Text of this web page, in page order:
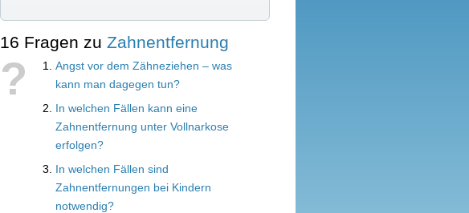
16 Fragen zu Zahnentfernung
?
Angst vor dem Zähneziehen – was
kann man dagegen tun?
In welchen Fällen kann eine
Zahnentfernung unter Vollnarkose
erfolgen?
In welchen Fällen sind
Zahnentfernungen bei Kindern
notwendig?